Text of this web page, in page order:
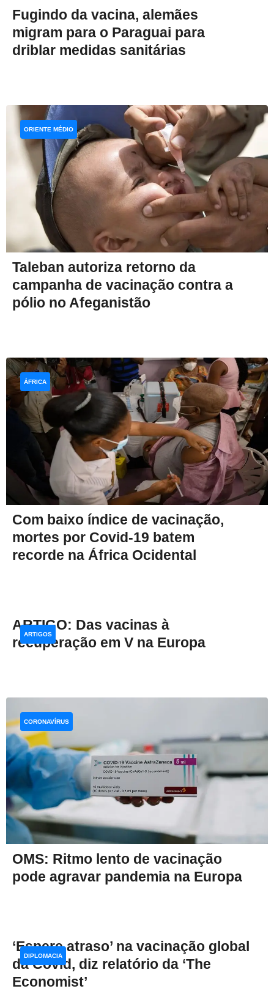
Fugindo da vacina, alemães
migram para o Paraguai para
driblar medidas sanitárias
Taleban autoriza retorno da
campanha de vacinação contra a
pólio no Afeganistão
ORIENTE MÉDIO
Com baixo índice de vacinação,
mortes por Covid-19 batem
recorde na África Ocidental
ÁFRICA
ARTIGO: Das vacinas à
recuperação em V na Europa
ARTIGOS
OMS: Ritmo lento de vacinação
pode agravar pandemia na Europa
CORONAVÍRUS
‘Espere atraso’ na vacinação global
da Covid, diz relatório da ‘The
Economist’
DIPLOMACIA